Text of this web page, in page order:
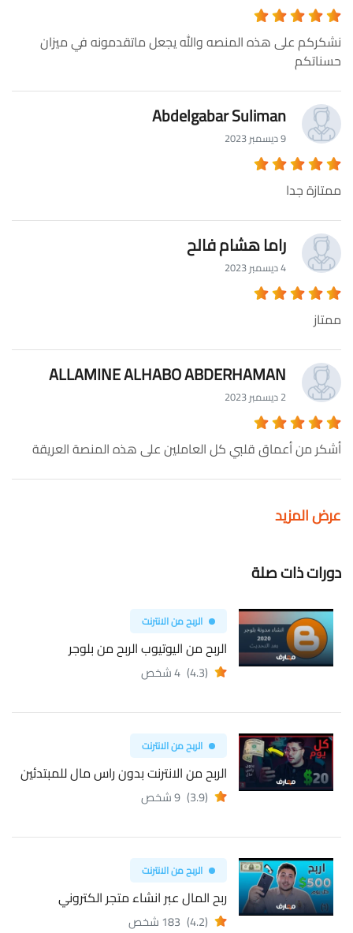
نشكركم على هذه المنصه والله يجعل ماتقدمونه في ميزان
حسناتكم
Abdelgabar Suliman
9 ديسمبر 2023
ممتازة جدا
راما هشام فالح
4 ديسمبر 2023
ممتاز
ALLAMINE ALHABO ABDERHAMAN
2 ديسمبر 2023
أشكر من أعماق قلبي كل العاملين على هذه المنصة العريقة
عرض المزيد
دورات ذات صلة
الربح من الانترنت
الربح من اليوتيوب الربح من بلوجر
(4.3) 4 شخص
الربح من الانترنت
الربح من الانترنت بدون راس مال للمبتدئين
(3.9) 9 شخص
الربح من الانترنت
ربح المال عبر انشاء متجر الكتروني
(4.2) 183 شخص